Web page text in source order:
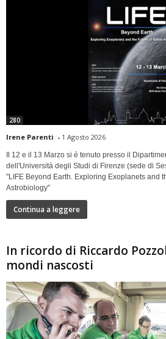
280
Irene Parenti - 1 Agosto 2026
Il 12 e il 13 Marzo si è tenuto presso il
dell'Università degli Studi di Firenze (sede di
"LIFE Beyond Earth. Exploring Exoplanets and
Astrobiology"
Continua a leggere
In ricordo di Riccardo
mondi nascosti